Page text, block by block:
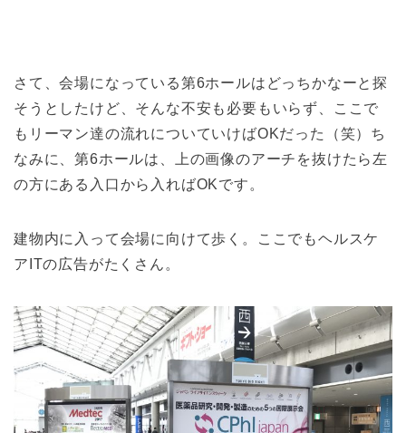
さて、会場になっている第6ホールはどっちかなーと探
そうとしたけど、そんな不安も必要もいらず、ここで
もリーマン達の流れについていけばOKだった（笑）ち
なみに、第6ホールは、上の画像のアーチを抜けたら左
の方にある入口から入ればOKです。
建物内に入って会場に向けて歩く。ここでもヘルスケ
アITの広告がたくさん。